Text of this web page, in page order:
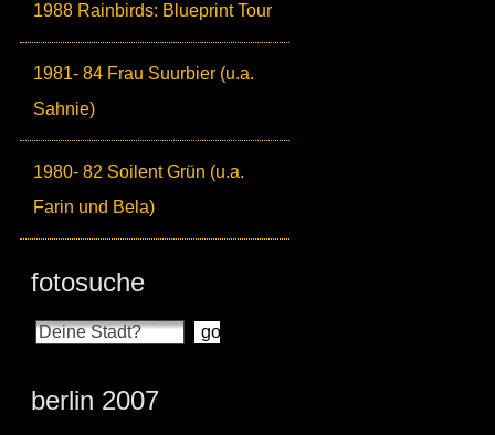
1988 Rainbirds: Blueprint Tour
1981- 84 Frau Suurbier (u.a.
Sahnie)
1980- 82 Soilent Grün (u.a.
Farin und Bela)
fotosuche
berlin 2007